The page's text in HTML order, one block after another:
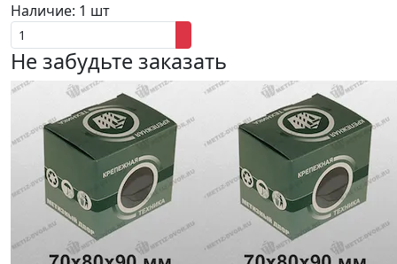
Наличие: 1 шт
Не забудьте заказать